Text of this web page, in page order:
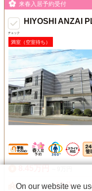
チェック
来春入居予約受付
HIYOSHI ANZAI
満室（空室待ち）
学校まで電車12分
On our website we